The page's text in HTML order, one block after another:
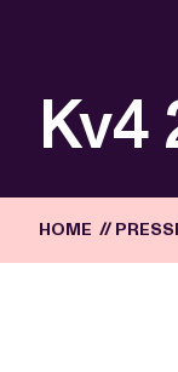
HOME //